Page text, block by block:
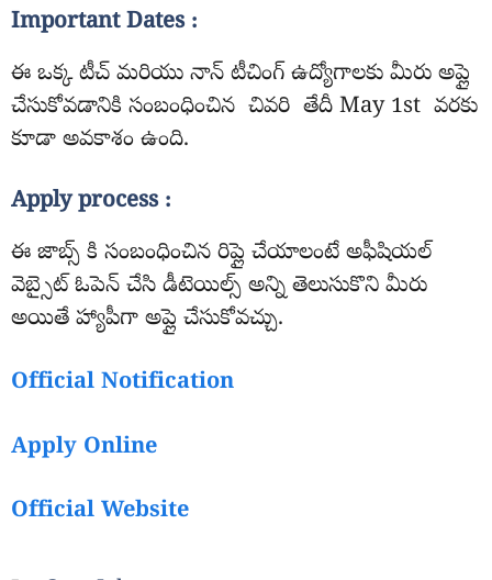
Important Dates :
ఈ ఒక్క టీచ్ మరియు నాన్ టీచింగ్ ఉద్యోగాలకు మీరు అప్లై
చేసుకోవడానికి సంబంధించిన చివరి తేదీ May 1st వరకు
కూడా అవకాశం ఉంది.
Apply process :
ఈ జాబ్స్ కి సంబంధించిన రిప్లై చేయాలంటే అఫీషియల్
వెబ్సైట్ ఓపెన్ చేసి డీటెయిల్స్ అన్ని తెలుసుకొని మీరు
అయితే హ్యాపీగా అప్లై చేసుకోవచ్చు.
Official Notification
Apply Online
Official Website